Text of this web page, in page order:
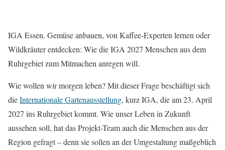
IGA Essen. Gemüse anbauen, von Kaffee-Experten lernen oder
Wildkräuter entdecken: Wie die IGA 2027 Menschen aus dem
Ruhrgebiet zum Mitmachen anregen will.
Wie wollen wir morgen leben? Mit dieser Frage beschäftigt sich
dieInternationale Gartenausstellung, kurz IGA, die am 23. April
2027 ins Ruhrgebiet kommt. Wie unser Leben in Zukunft
aussehen soll, hat das Projekt-Team auch die Menschen aus der
Region gefragt – denn sie sollen an der Umgestaltung maßgeblich